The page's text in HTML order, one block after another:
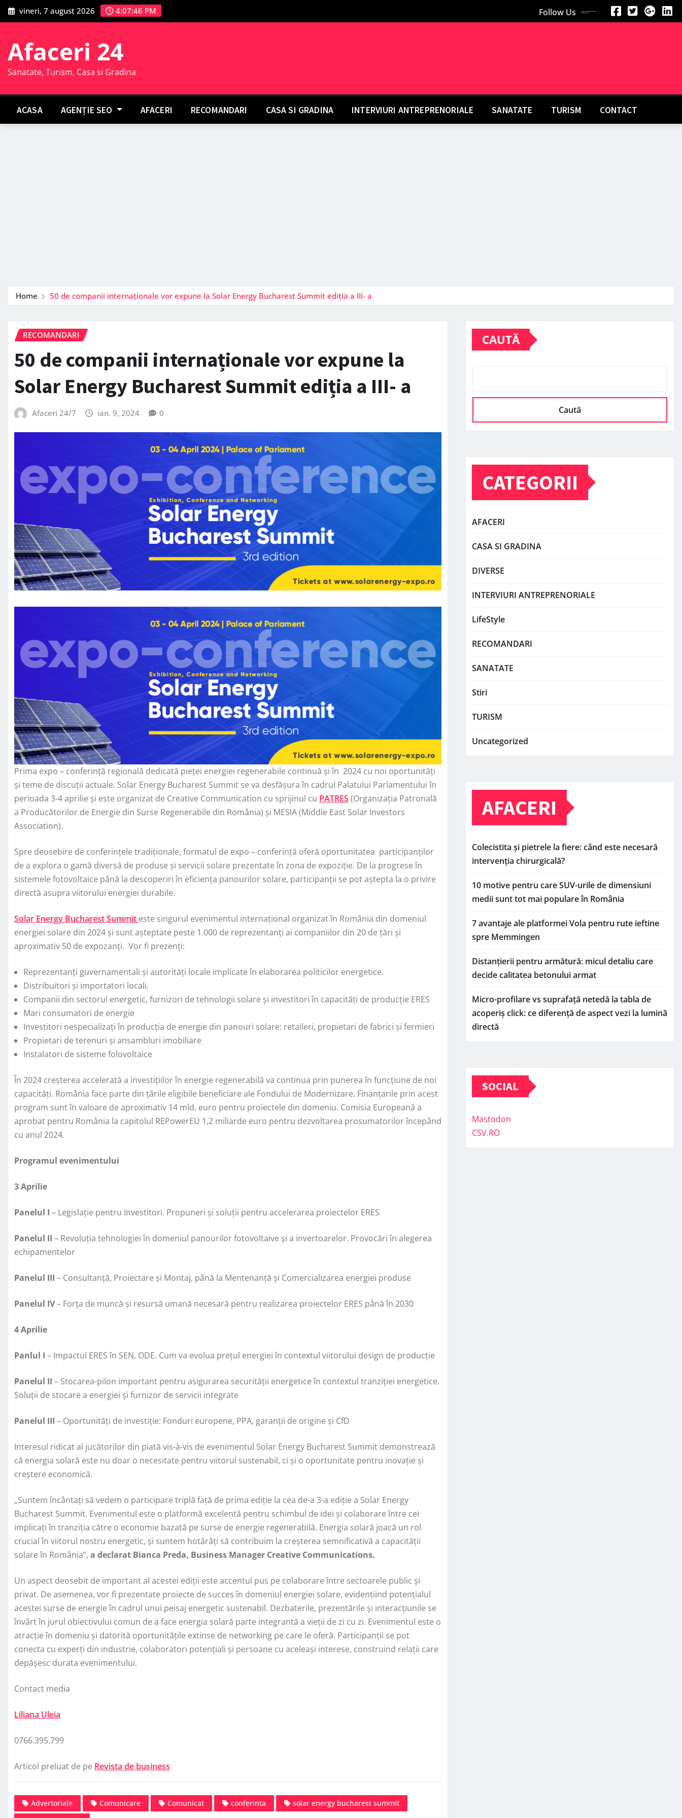
Skip
to
vineri, 7 august 2026 4:07:47 PM Follow Us
Afaceri 24
Sanatate, Turism, Casa si Gradina
ACASA AGENȚIE SEO AFACERI RECOMANDARI CASA SI GRADINA INTERVIURI ANTREPRENORIALE SANATATE TURISM CONTACT
Home 50 de companii internaționale vor expune la Solar Energy Bucharest Summit ediția a III- a
RECOMANDARI
50 de companii internaționale vor expune la
Solar Energy Bucharest Summit ediția a III- a
Afaceri 24/7 ian. 9, 2024 0
Prima expo – conferință regională dedicată pieței energiei regenerabile continuă și în 2024 cu noi oportunități
și teme de discuții actuale. Solar Energy Bucharest Summit se va desfășura în cadrul Palatului Parlamentului în
perioada 3-4 aprilie și este organizat de Creative Communication cu sprijinul cu PATRES (Organizaţia Patronală
a Producătorilor de Energie din Surse Regenerabile din România) și MESIA (Middle East Solar Investors
Association).
Spre deosebire de conferințele tradiționale, formatul de expo – conferință oferă oportunitatea participanților
de a explora o gamă diversă de produse și servicii solare prezentate în zona de expoziție. De la progrese în
sistemele fotovoltaice până la descoperiri în eficiența panourilor solare, participanții se pot aștepta la o privire
directă asupra viitorului energiei durabile.
Solar Energy Bucharest Summit este singurul evenimentul internațional organizat în România din domeniul
energiei solare din 2024 și sunt așteptate peste 1.000 de reprezentanți ai companiilor din 20 de țări și
aproximativ 50 de expozanți. Vor fi prezenți:
Reprezentanți guvernamentali și autorități locale implicate în elaborarea politicilor energetice.
Distribuitori și importatori locali.
Companii din sectorul energetic, furnizori de tehnologii solare și investitori în capacități de producție ERES
Mari consumatori de energie
Investitori nespecializați în producția de energie din panouri solare: retaileri, propietari de fabrici și fermieri
Propietari de terenuri și ansambluri imobiliare
Instalatori de sisteme folovoltaice
În 2024 creșterea accelerată a investițiilor în energie regenerabilă va continua prin punerea în funcțiune de noi
capacități. România face parte din țările eligibile beneficiare ale Fondului de Modernizare. Finanțarile prin acest
program sunt în valoare de aproximativ 14 mld. euro pentru proiectele din domeniu. Comisia Europeană a
aprobat pentru România la capitolul REPowerEU 1,2 miliarde euro pentru dezvoltarea prosumatorilor începând
cu anul 2024.
Programul evenimentului
3 Aprilie
Panelul I – Legislație pentru Investitori. Propuneri și soluții pentru accelerarea proiectelor ERES
Panelul II – Revoluția tehnologiei în domeniul panourilor fotovoltaive și a invertoarelor. Provocări în alegerea
echipamentelor
Panelul III – Consultanță, Proiectare și Montaj, până la Mentenanță și Comercializarea energiei produse
Panelul IV– Forța de muncă și resursă umană necesară pentru realizarea proiectelor ERES până în 2030
4 Aprilie
Panlul I – Impactul ERES în SEN, ODE. Cum va evolua prețul energiei în contextul viitorului design de producție
Panelul II – Stocarea-pilon important pentru asigurarea securității energetice în contextul tranziției energetice.
Soluții de stocare a energiei și furnizor de servicii integrate
Panelul III – Oportunități de investiție: Fonduri europene, PPA, garanții de origine și CfD
Interesul ridicat al jucătorilor din piată vis-à-vis de evenimentul Solar Energy Bucharest Summit demonstrează
că energia solară este nu doar o necesitate pentru viitorul sustenabil, ci și o oportunitate pentru inovație și
creștere economică.
„Suntem încântați să vedem o participare triplă față de prima ediție la cea de-a 3-a ediție a Solar Energy
Bucharest Summit. Evenimentul este o platformă excelentă pentru schimbul de idei și colaborare între cei
implicați în tranziția către o economie bazată pe surse de energie regenerabilă. Energia solară joacă un rol
crucial în viitorul nostru energetic, și suntem hotărâți să contribuim la creșterea semnificativă a capacității
solare în România”, a declarat Bianca Preda, Business Manager Creative Communications.
Un aspect deosebit de important al acestei ediții este accentul pus pe colaborare între sectoarele public și
privat. De asemenea, vor fi prezentate proiecte de succes în domeniul energiei solare, evidențiind potențialul
acestei surse de energie în cadrul unui peisaj energetic sustenabil. Dezbaterile, prezentările și interacțiunile se
învârt în jurul obiectivului comun de a face energia solară parte integrantă a vieții de zi cu zi. Evenimentul este o
atracție în domeniu și datorită oportunitățile extinse de networking pe care le oferă. Participanții se pot
conecta cu experți din industrie, colaboratori potențiali și persoane cu aceleași interese, construind relații care
depășesc durata evenimentului.
Contact media
Liliana Uleia
0766.395.799
Articol preluat de pe Revista de business
Advertoriale Comunicare Comunicat conferinta
solar energy bucharest summit
CAUTĂ
Caută
CATEGORII
AFACERI
CASA SI GRADINA
DIVERSE
INTERVIURI ANTREPRENORIALE
LifeStyle
RECOMANDARI
SANATATE
Stiri
TURISM
Uncategorized
AFACERI
Colecistita și pietrele la fiere: când este necesară
intervenția chirurgicală?
10 motive pentru care SUV-urile de dimensiuni
medii sunt tot mai populare în România
7 avantaje ale platformei Vola pentru rute ieftine
spre Memmingen
Distanțierii pentru armătură: micul detaliu care
decide calitatea betonului armat
Micro-profilare vs suprafață netedă la tabla de
acoperiș click: ce diferență de aspect vezi la lumină
directă
SOCIAL
Mastodon
CSV.RO